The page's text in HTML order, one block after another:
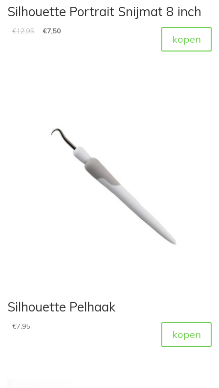
Silhouette Portrait Snijmat 8 inch
€12,95 €7,50
kopen
Silhouette Pelhaak
€7,95
kopen